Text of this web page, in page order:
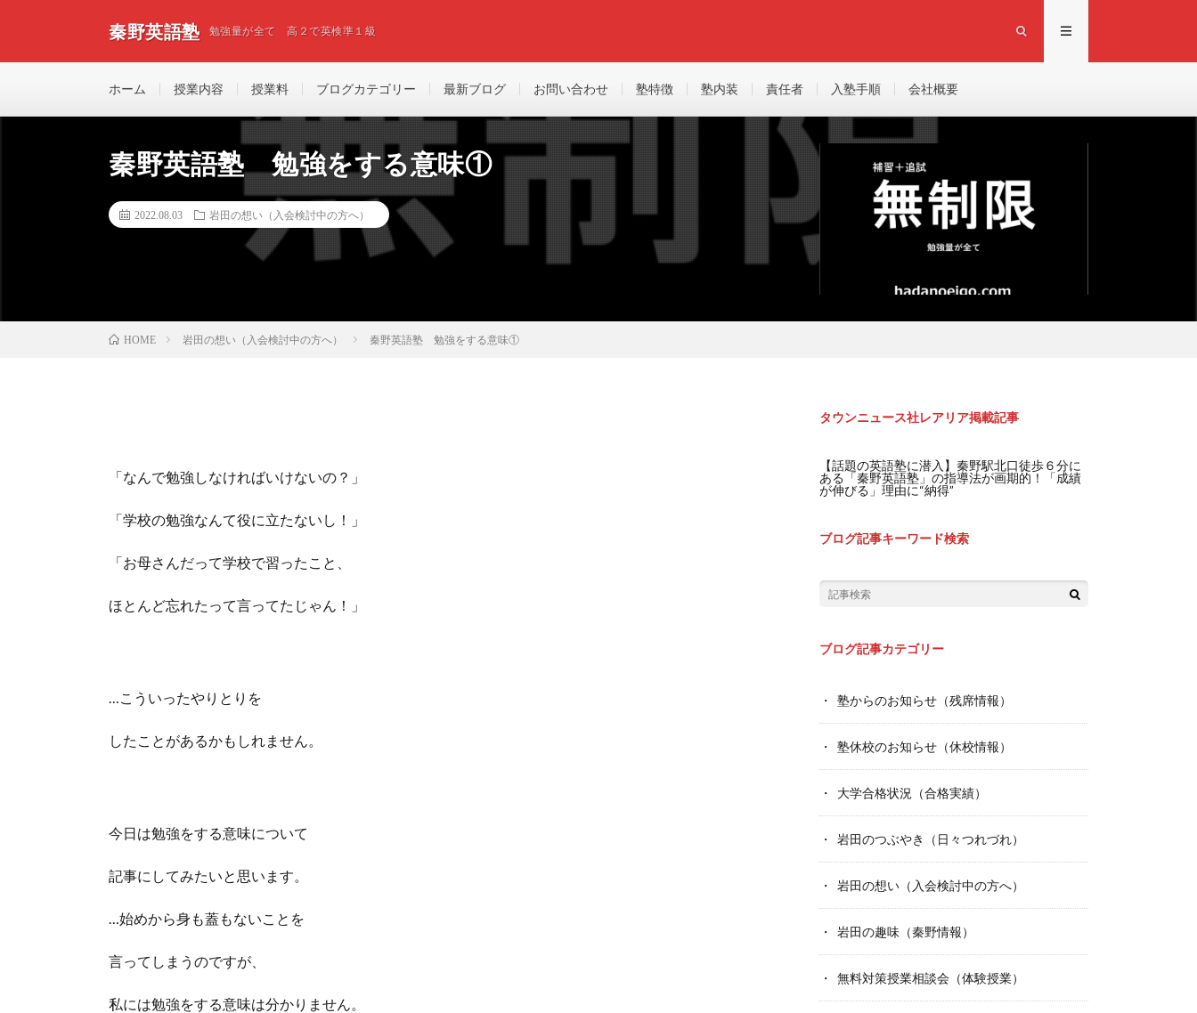
秦野英語塾 勉強量が全て 高２で英検準１級
ホーム 授業内容 授業料 ブログカテゴリー 最新ブログ お問い合わせ 塾特徴 塾内装 責任者 入塾手順 会社概要
秦野英語塾 勉強をする意味①
2022.08.03 岩田の想い（入会検討中の方へ）
HOME 岩田の想い（入会検討中の方へ） 秦野英語塾 勉強をする意味①
「なんで勉強しなければいけないの？」
「学校の勉強なんて役に立たないし！」
「お母さんだって学校で習ったこと、
ほとんど忘れたって言ってたじゃん！」
…こういったやりとりを
したことがあるかもしれません。
今日は勉強をする意味について
記事にしてみたいと思います。
…始めから身も蓋もないことを
言ってしまうのですが、
私には勉強をする意味は分かりません。
タウンニュース社レアリア掲載記事
【話題の英語塾に潜入】秦野駅北口徒歩６分に
ある「秦野英語塾」の指導法が画期的！「成績
が伸びる」理由に“納得”
ブログ記事キーワード検索
ブログ記事カテゴリー
塾からのお知らせ（残席情報）
塾休校のお知らせ（休校情報）
大学合格状況（合格実績）
岩田のつぶやき（日々つれづれ）
岩田の想い（入会検討中の方へ）
岩田の趣味（秦野情報）
無料対策授業相談会（体験授業）